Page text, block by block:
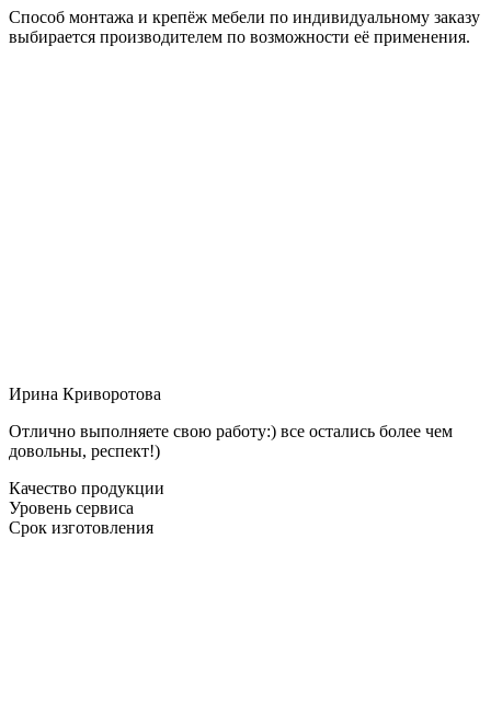
Способ монтажа и крепёж мебели по индивидуальному заказу
выбирается производителем по возможности её применения.
Ирина Криворотова
Отлично выполняете свою работу:) все остались более чем
довольны, респект!)
Качество продукции
Уровень сервиса
Срок изготовления